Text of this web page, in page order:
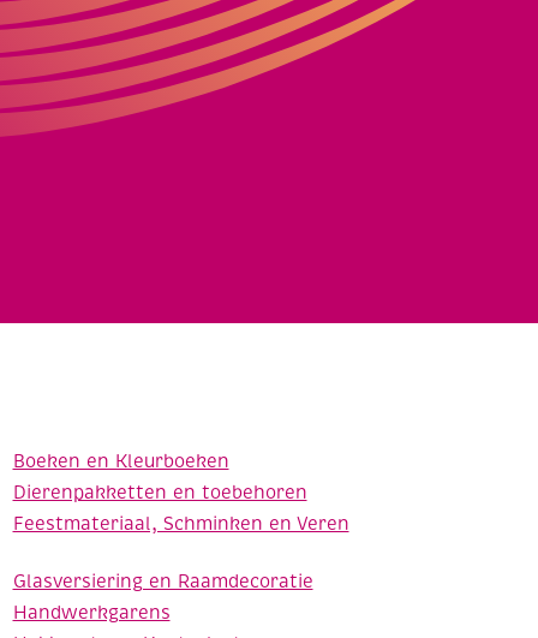
Boeken en Kleurboeken
Dierenpakketten en toebehoren
Feestmateriaal, Schminken en Veren
Glasversiering en Raamdecoratie
Handwerkgarens